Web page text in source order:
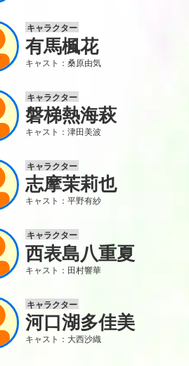
キャラクター
有馬楓花
キャスト：桑原由気
キャラクター
磐梯熱海萩
キャスト：津田美波
キャラクター
志摩茉莉也
キャスト：平野有紗
キャラクター
西表島八重夏
キャスト：田村響華
キャラクター
河口湖多佳美
キャスト：大西沙織